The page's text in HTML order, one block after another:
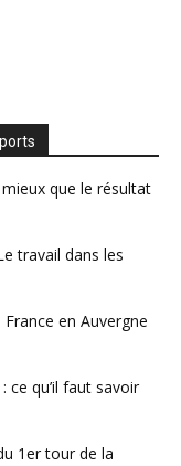
mieux que le résultat
travail dans les
en Auvergne
ce qu’il faut savoir
1er tour de la